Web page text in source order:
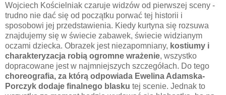
Wojciech Kościelniak czaruje widzów od pierwszej sceny -
trudno nie dać się od początku porwać tej historii i
sposobowi jej przedstawienia. Kiedy kurtyna się rozsuwa
znajdujemy się w świecie zabawek, świecie widzianym
oczami dziecka. Obrazek jest niezapomniany, kostiumy i
charakteryzacja robią ogromne wrażenie, wszystko
dopracowane jest w najmniejszych szczegółach. Do tego
choreografia, za którą odpowiada Ewelina Adamska-
Porczyk dodaje finalnego blasku tej scenie. Jednak to